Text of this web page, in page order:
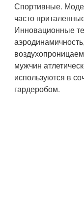
Спортивные.
часто
Инновационные
мужчин
используются в
гардеробом.